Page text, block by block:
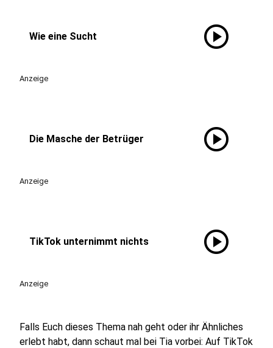
Wie eine Sucht play_circle
Anzeige
Die Masche der Betrüger play_circle
Anzeige
TikTok unternimmt nichts play_circle
Anzeige
Falls Euch dieses Thema nah geht oder ihr Ähnliches
erlebt habt, dann schaut mal bei Tia vorbei: Auf TikTok